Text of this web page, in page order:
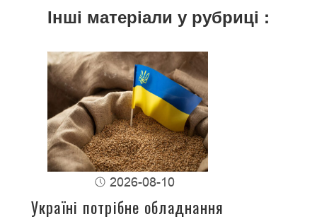
Інші матеріали у рубриці :
2026-08-10
Україні потрібне обладнання